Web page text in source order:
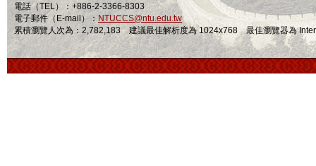
電話（TEL）：+886-2-3366-8303
電子郵件（E-mail）： NTUCCS@ntu.edu.tw
累積瀏覽人次為：2,782,183 建議最佳解析度為 1024x768 最佳瀏覽器為